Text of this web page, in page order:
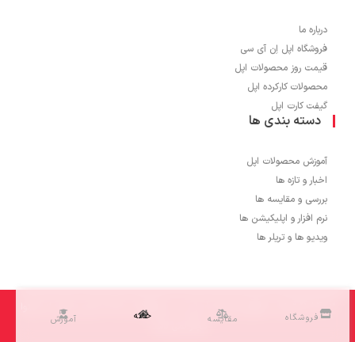
آموزش خانه مقایسه فروشگاه
درباره ما
فروشگاه اپل اِن آی سی
قیمت روز محصولات اپل
محصولات کارکرده اپل
گیفت کارت اپل
دسته بندی ها
آموزش محصولات اپل
اخبار و تازه ها
بررسی و مقایسه ها
نرم افزار و اپلیکیشن ها
ویدیو ها و تریلر ها
1403 © تمامی حقوق برای اپل اِن آی سی محفوظ می باشد و کپی برداری از محتوا